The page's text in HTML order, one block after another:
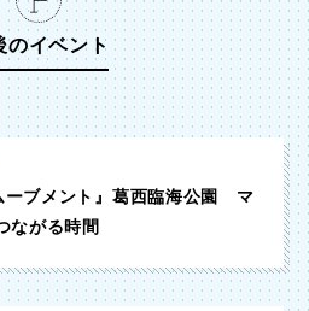
のイベント
ーブメント』葛西臨海公園 マ
ながる時間